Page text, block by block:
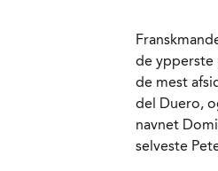
RESTSUKKER
FADLAGRET
LAGRING
de ypperste
de mest
del Duero,
navnet
selveste